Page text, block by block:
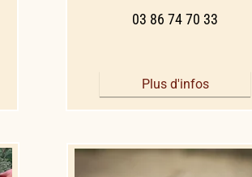
03 86 74 70 33
Plus d'infos